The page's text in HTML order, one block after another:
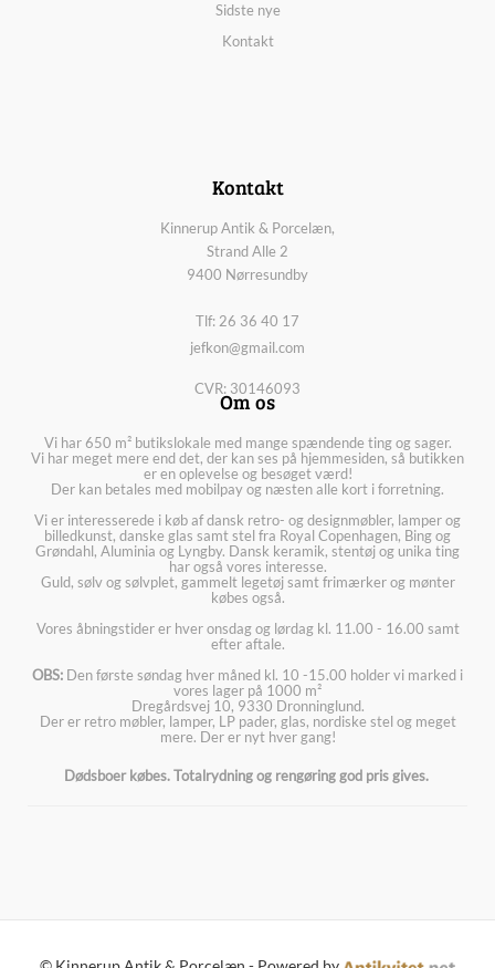
Sidste nye
Kontakt
Kontakt
Kinnerup Antik & Porcelæn,
Strand Alle 2
9400 Nørresundby
Tlf: 26 36 40 17
jefkon@gmail.com
CVR: 30146093
Om os
Vi har 650 m² butikslokale med mange spændende ting og sager.
Vi har meget mere end det, der kan ses på hjemmesiden, så butikken
er en oplevelse og besøget værd!
Der kan betales med mobilpay og næsten alle kort i forretning.
Vi er interesserede i køb af dansk retro- og designmøbler, lamper og
billedkunst, danske glas samt stel fra Royal Copenhagen, Bing og
Grøndahl, Aluminia og Lyngby. Dansk keramik, stentøj og unika ting
har også vores interesse.
Guld, sølv og sølvplet, gammelt legetøj samt frimærker og mønter
købes også.
Vores åbningstider er hver onsdag og lørdag kl. 11.00 - 16.00 samt
efter aftale.
OBS: Den første søndag hver måned kl. 10 -15.00 holder vi marked i
vores lager på 1000 m²
Dregårdsvej 10, 9330 Dronninglund.
Der er retro møbler, lamper, LP pader, glas, nordiske stel og meget
mere. Der er nyt hver gang!
Dødsboer købes. Totalrydning og rengøring god pris gives.